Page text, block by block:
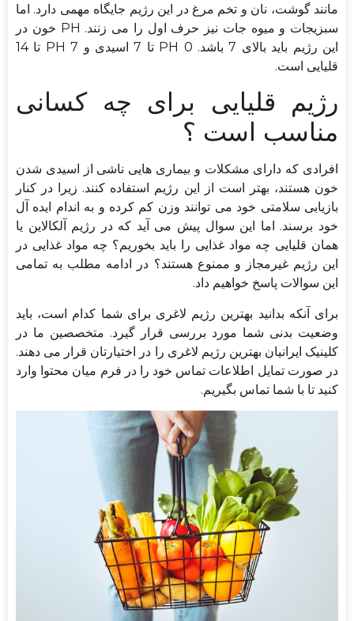
مانند گوشت، نان و تخم مرغ در این رژیم جایگاه مهمی دارد. اما
سبزیجات و میوه جات نیز حرف اول را می زنند. PH خون در
این رژیم باید بالای 7 باشد. PH 0 تا 7 اسیدی و PH 7 تا 14
قلیایی است.
رژیم قلیایی برای چه کسانی
مناسب است ؟
افرادی که دارای مشکلات و بیماری هایی ناشی از اسیدی شدن
خون هستند، بهتر است از این رژیم استفاده کنند. زیرا در کنار
بازیابی سلامتی خود می توانند وزن کم کرده و به اندام ایده آل
خود برسند. اما این سوال پیش می آید که در رژیم آلکالاین یا
همان قلیایی چه مواد غذایی را باید بخوریم؟ چه مواد غذایی در
این رژیم غیرمجاز و ممنوع هستند؟ در ادامه مطلب به تمامی
این سوالات پاسخ خواهیم داد.
برای آنکه بدانید بهترین رژیم لاغری برای شما کدام است، باید
وضعیت بدنی شما مورد بررسی قرار گیرد. متخصصین ما در
کلینیک ایرانیان بهترین رژیم لاغری را در اختیارتان قرار می دهند.
در صورت تمایل اطلاعات تماس خود را در فرم میان محتوا وارد
کنید تا با شما تماس بگیریم.